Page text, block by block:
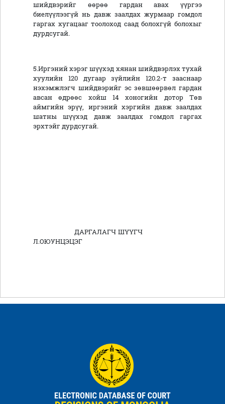
шийдвэрийг өөрөө гардан авах үүргээ
биелүүлээгүй нь давж заалдах журмаар гомдол
гаргах хугацааг тоолоход саад болохгүй болохыг
дурдсугай.
5.Иргэний хэрэг шүүхэд хянан шийдвэрлэх тухай
хуулийн 120 дугаар зүйлийн 120.2-т зааснаар
нэхэмжлэгч шийдвэрийг эс зөвшөөрвөл гардан
авсан өдрөөс хойш 14 хоногийн дотор Төв
аймгийн эрүү, иргэний хэргийн давж заалдах
шатны шүүхэд давж заалдах гомдол гаргах
эрхтэйг дурдсугай.
ДАРГАЛАГЧ ШҮҮГЧ
Л.ОЮУНЦЭЦЭГ